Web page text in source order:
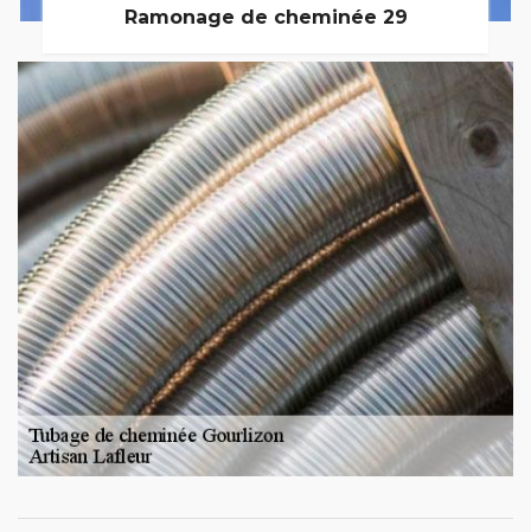
Ramonage de cheminée 29